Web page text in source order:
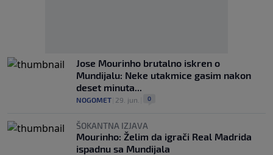
Jose Mourinho brutalno iskren o
Mundijalu: Neke utakmice gasim nakon
deset minuta...
NOGOMET 29. jun. 0
ŠOKANTNA IZJAVA
Mourinho: Želim da igrači Real Madrida
ispadnu sa Mundijala